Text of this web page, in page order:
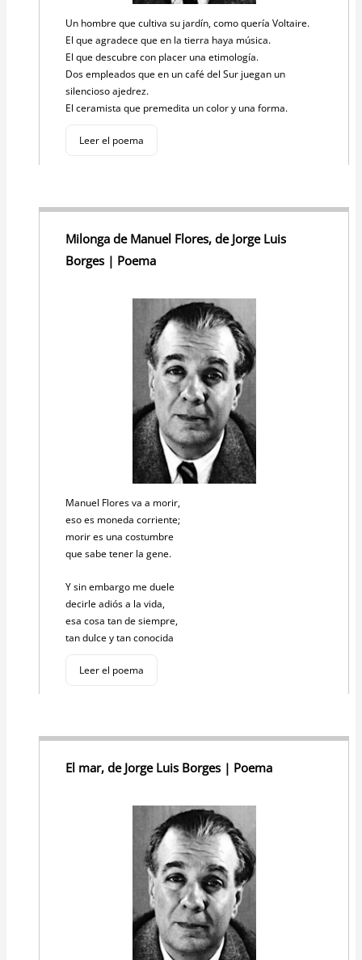
Un hombre que cultiva su jardín, como quería Voltaire.
El que agradece que en la tierra haya música.
El que descubre con placer una etimología.
Dos empleados que en un café del Sur juegan un
silencioso ajedrez.
El ceramista que premedita un color y una forma.
Leer el poema
Milonga de Manuel Flores, de Jorge Luis
Borges | Poema
Manuel Flores va a morir,
eso es moneda corriente;
morir es una costumbre
que sabe tener la gene.
Y sin embargo me duele
decirle adiós a la vida,
esa cosa tan de siempre,
tan dulce y tan conocida
Leer el poema
El mar, de Jorge Luis Borges | Poema